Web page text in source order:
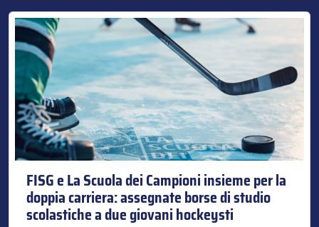
FISG e La Scuola dei Campioni insieme per la
doppia carriera: assegnate borse di studio
scolastiche a due giovani hockeysti